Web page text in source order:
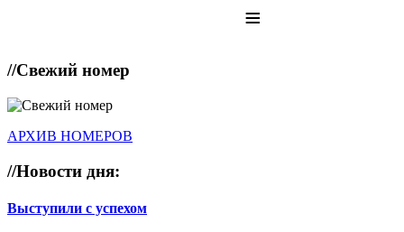
≡
//Свежий номер
АРХИВ НОМЕРОВ
//Новости дня:
Выступили с успехом